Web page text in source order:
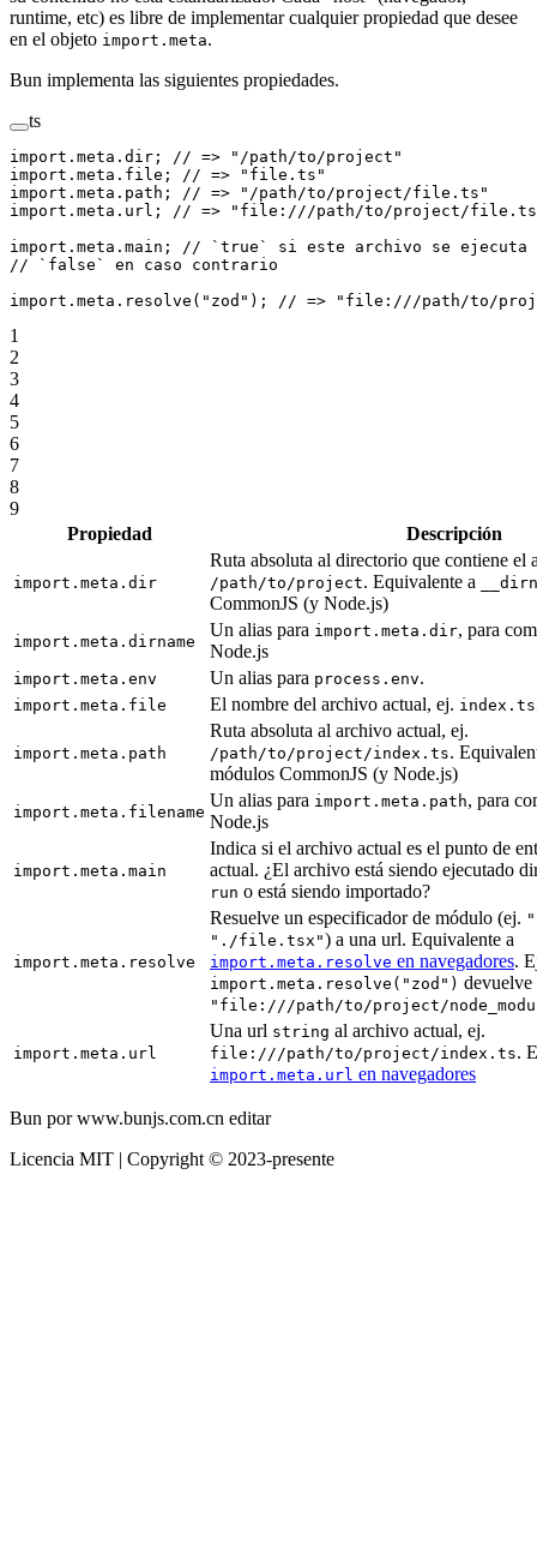
runtime, etc) es libre de implementar cualquier propiedad que desee
en el objeto import.meta.
Bun implementa las siguientes propiedades.
ts
import . meta .dir;
// => "/path/to/project"
import . meta .file;
// => "file.ts"
import . meta .path;
// => "/path/to/project/file.ts"
import . meta .url;
// => "file:///path/to/project/
import . meta .main;
// `true` si este archivo se ejecuta
// `false` en caso contrario
import . meta . resolve ( "zod" ); // => "file:///path/to/
1
2
3
4
5
6
7
8
9
Propiedad
Descripción
import.meta.dir
Ruta absoluta al directorio que contiene el
/path/to/project. Equivalente a
CommonJS (y Node.js)
import.meta.dirname
Un alias para import.meta.dir, para
Node.js
import.meta.env Un alias para process.env.
import.meta.file El nombre del archivo actual, ej.
import.meta.path
Ruta absoluta al archivo actual, ej.
/path/to/project/index.ts.
módulos CommonJS (y Node.js)
import.meta.filename
Un alias para import.meta.path, para
Node.js
import.meta.main
Indica si el archivo actual es el punto de
actual. ¿El archivo está siendo ejecutado
run o está siendo importado?
import.meta.resolve
Resuelve un especificador de módulo (ej.
"./file.tsx") a una url. Equivalente a
import.meta.resolve en navegadores.
import.meta.resolve("zod") devuelve
"file:///path/to/project/
import.meta.url
Una url string al archivo actual, ej.
file:///path/to/project/index.ts.
import.meta.url en navegadores
Bun por www.bunjs.com.cn editar
Licencia MIT | Copyright © 2023-presente